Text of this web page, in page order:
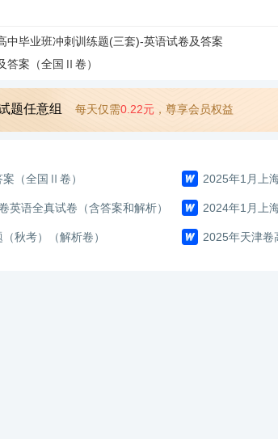
中毕业班冲刺训练题(三套)-英语试卷及答案
答案（全国Ⅱ卷）
题任意组 每天仅需0.22元 ，尊享会员权益
（全国Ⅱ卷）
2025年1月上
英语全真试卷（含答案和解析） 2024年1月上
秋考）（解析卷） 2025年天津卷